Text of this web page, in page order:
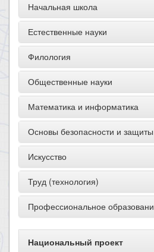
Начальная школа
Естественные науки
Филология
Общественные науки
Математика и информатика
Основы безопасности и
Искусство
Труд (технология)
Профессиональное
Национальный проект